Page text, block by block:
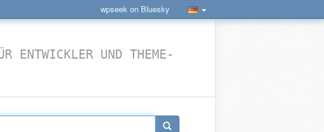
wpseek on Bluesky
ENTWICKLER UND THEME-